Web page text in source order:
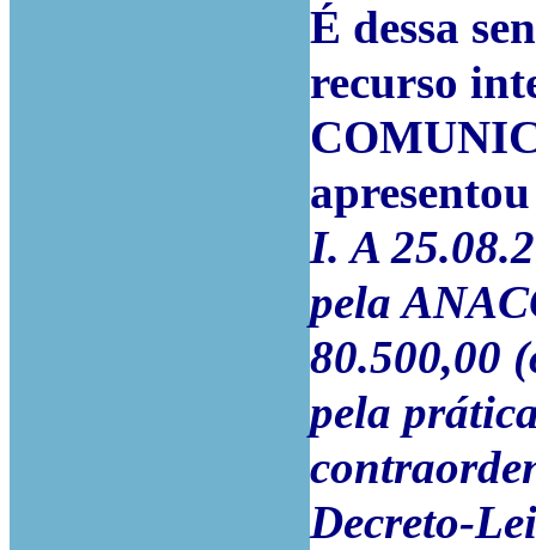
É dessa
recurso
I. A
pela
80.500,00
pela
Decreto-